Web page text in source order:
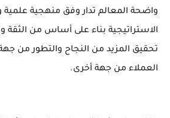
واضحة المعالم تدار وفق منهجية
الاستراتيجية بناء على أساس من الثقة
تحقيق المزيد من النجاح والتطور من
العملاء من جهة أخرى.